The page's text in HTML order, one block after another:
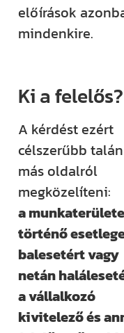
előírások
mindenkire.
Ki a felelős?
A kérdést ezért
célszerűbb talán
más oldalról
megközelíteni:
a
történő
balesetért vagy
netán
a vállalkozó
kivitelező és